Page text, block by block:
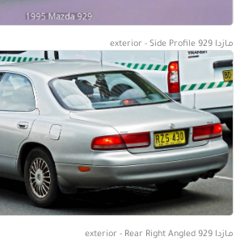
مازدا 929 exterior - Side Profile
مازدا 929 exterior - Rear Right Angled